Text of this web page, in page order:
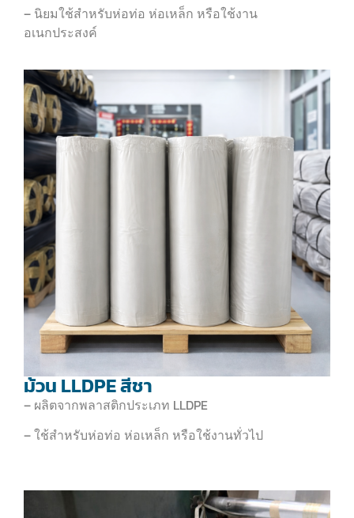
– นิยมใช้สำหรับห่อท่อ ห่อเหล็ก หรือใช้งาน
อเนกประสงค์
ม้วน LLDPE สีชา
– ผลิตจากพลาสติกประเภท LLDPE
– ใช้สำหรับห่อท่อ ห่อเหล็ก หรือใช้งานทั่วไป